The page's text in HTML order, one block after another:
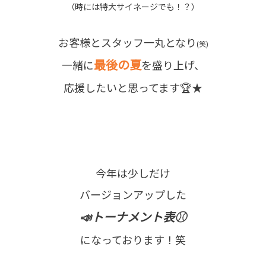
（時には特大サイネージでも！？）
お客様とスタッフ一丸となり (笑)
一緒に最後の夏を盛り上げ、
応援したいと思ってます🏆★
今年は少しだけ
バージョンアップした
📣トーナメント表⚾
になっております！笑